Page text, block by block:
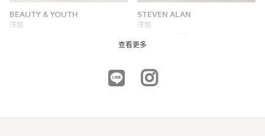
BEAUTY & YOUTH
洋裝
STEVEN ALAN
洋裝
NTD4,014
查看更多